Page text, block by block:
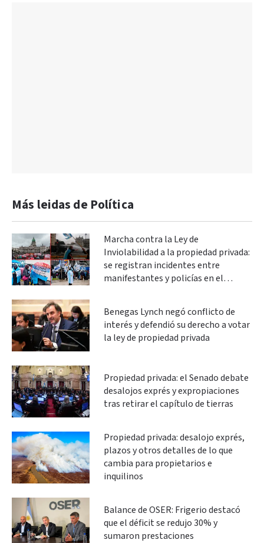
Más leidas de Política
Marcha contra la Ley de
Inviolabilidad a la propiedad privada:
se registran incidentes entre
manifestantes y policías en el
Benegas Lynch negó conflicto de
interés y defendió su derecho a votar
la ley de propiedad privada
Propiedad privada: el Senado debate
desalojos exprés y expropiaciones
tras retirar el capítulo de tierras
Propiedad privada: desalojo exprés,
plazos y otros detalles de lo que
cambia para propietarios e
inquilinos
Balance de OSER: Frigerio destacó
que el déficit se redujo 30% y
sumaron prestaciones